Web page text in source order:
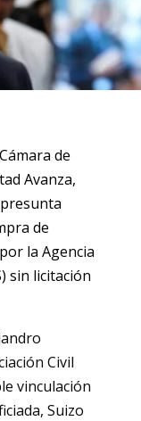
de
Avanza,
de
la Agencia
sin licitación
Civil
vinculación
Suizo